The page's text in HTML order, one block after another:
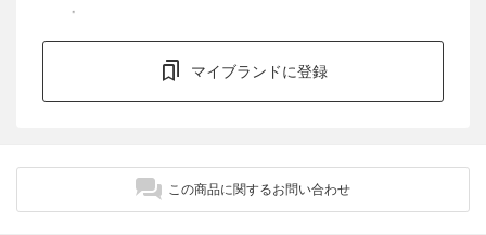
マイブランドに登録
この商品に関するお問い合わせ